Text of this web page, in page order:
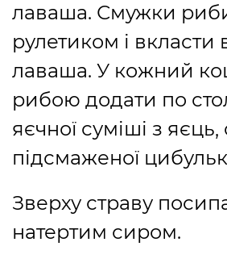
лаваша. Смужки
рулетиком і
лаваша. У кожний
рибою додати по
яєчної суміші з
підсмаженої
Зверху страву
натертим сиром.